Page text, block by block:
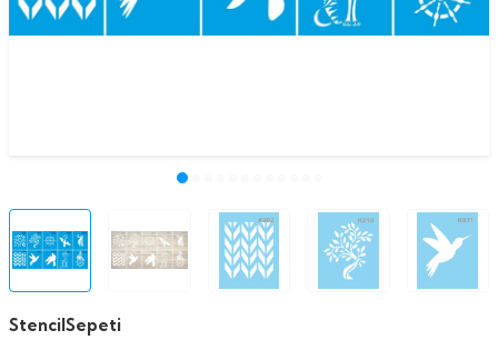
StencilSepeti